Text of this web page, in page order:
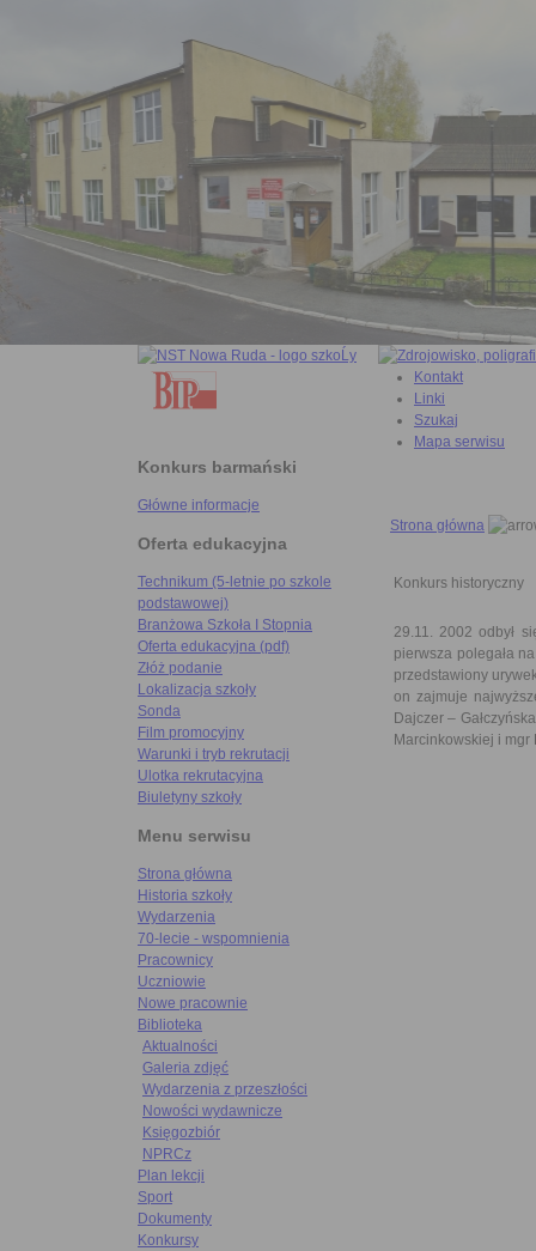
Konkurs barmański
Główne informacje
Oferta edukacyjna
Technikum (5-letnie po szkole
podstawowej)
Branżowa Szkoła I Stopnia
Oferta edukacyjna (pdf)
Złóż podanie
Lokalizacja szkoły
Sonda
Film promocyjny
Warunki i tryb rekrutacji
Ulotka rekrutacyjna
Biuletyny szkoły
Menu serwisu
Strona główna
Historia szkoły
Wydarzenia
70-lecie - wspomnienia
Pracownicy
Uczniowie
Nowe pracownie
Biblioteka
Aktualności
Galeria zdjęć
Wydarzenia z przeszłości
Nowości wydawnicze
Księgozbiór
NPRCz
Plan lekcji
Sport
Dokumenty
Konkursy
Kontakt
Linki
Szukaj
Mapa serwisu
Strona główna
Konkurs historyczny
29.11. 2002 odbył
pierwsza polegała
przedstawiony
on zajmuje
Dajczer –
Marcinkowskiej i mgr